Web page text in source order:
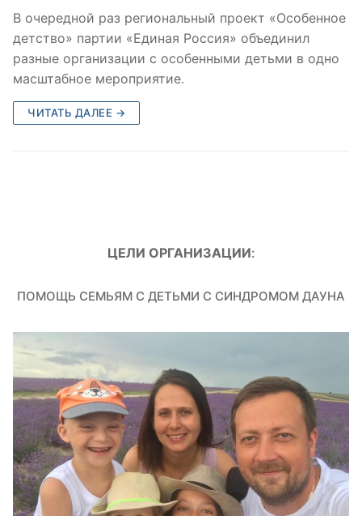
В очередной раз региональный проект «Особенное
детство» партии «Единая Россия» объединил
разные организации с особенными детьми в одно
масштабное мероприятие.
ЧИТАТЬ ДАЛЕЕ →
ЦЕЛИ ОРГАНИЗАЦИИ:
ПОМОЩЬ СЕМЬЯМ С ДЕТЬМИ С СИНДРОМОМ ДАУНА